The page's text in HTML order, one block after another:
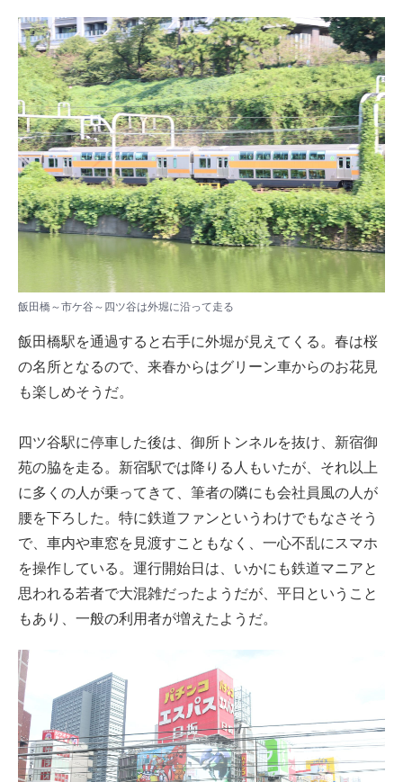
飯田橋～市ケ谷～四ツ谷は外堀に沿って走る
飯田橋駅を通過すると右手に外堀が見えてくる。春は桜
の名所となるので、来春からはグリーン車からのお花見
も楽しめそうだ。
四ツ谷駅に停車した後は、御所トンネルを抜け、新宿御
苑の脇を走る。新宿駅では降りる人もいたが、それ以上
に多くの人が乗ってきて、筆者の隣にも会社員風の人が
腰を下ろした。特に鉄道ファンというわけでもなさそう
で、車内や車窓を見渡すこともなく、一心不乱にスマホ
を操作している。運行開始日は、いかにも鉄道マニアと
思われる若者で大混雑だったようだが、平日ということ
もあり、一般の利用者が増えたようだ。